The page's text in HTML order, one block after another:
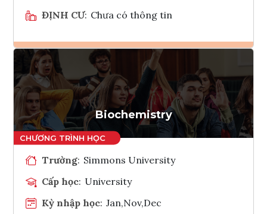
ĐỊNH CƯ: Chưa có thông tin
Ghi danh
Tham vấn Interlink
Biochemistry
Trường: Simmons University
Cấp học: University
Kỳ nhập học: Jan,Nov,Dec